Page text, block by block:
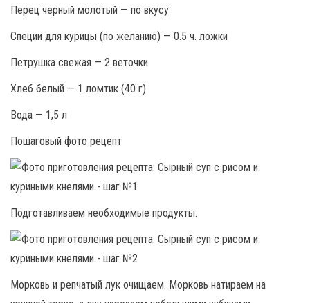
Перец черный молотый — по вкусу
Специи для курицы (по желанию) — 0.5 ч. ложки
Петрушка свежая — 2 веточки
Хлеб белый — 1 ломтик (40 г)
Вода — 1,5 л
Пошаговый фото рецепт
Подготавливаем необходимые продукты.
Морковь и репчатый лук очищаем. Морковь натираем на